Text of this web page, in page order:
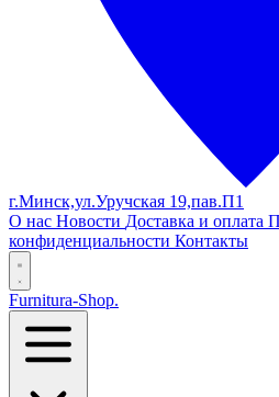
г.Минск,ул.Уручская 19,пав.П1
О нас Новости Доставка и оплата
конфиденциальности Контакты
Furnitura-Shop.